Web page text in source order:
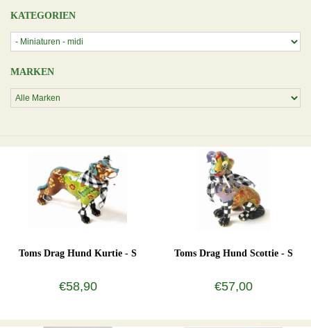
KATEGORIEN
MARKEN
Toms Drag Hund Kurtie - S
€58,90
Toms Drag Hund Scottie - S
€57,00